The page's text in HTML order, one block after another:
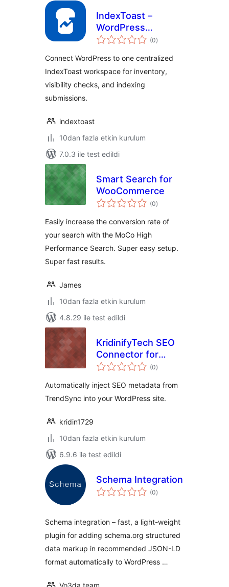
IndexToast –
WordPress
Indexing on (0toplam
puan
)
Connect WordPress to one centralized
IndexToast workspace for inventory,
visibility checks, and indexing
submissions.
indextoast
10dan fazla etkin kurulum
7.0.3 ile test edildi
Smart Search for
WooCommerce
(0toplam
puan
)
Easily increase the conversion rate of
your search with the MoCo High
Performance Search. Super easy setup.
Super fast results.
James
10dan fazla etkin kurulum
4.8.29 ile test edildi
KridinifyTech SEO
Connector for
TrendSync
(0toplam
puan
)
Automatically inject SEO metadata from
TrendSync into your WordPress site.
kridin1729
10dan fazla etkin kurulum
6.9.6 ile test edildi
Schema Integration
(0toplam
puan
)
Schema integration – fast, a light-weight
plugin for adding schema.org structured
data markup in recommended JSON-LD
format automatically to WordPress …
Vo3da team